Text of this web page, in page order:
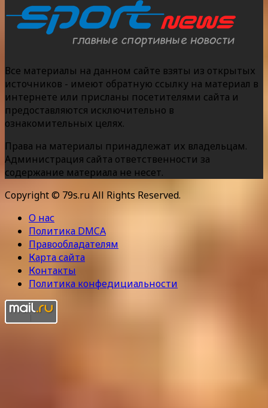
Все материалы на данном сайте взяты из открытых
источников - имеют обратную ссылку на материал в
интернете или присланы посетителями сайта и
предоставляются исключительно в
ознакомительных целях.
Права на материалы принадлежат их владельцам.
Администрация сайта ответственности за
содержание материала не несет.
Copyright © 79s.ru All Rights Reserved.
О нас
Политика DMCA
Правообладателям
Карта сайта
Контакты
Политика конфедициальности